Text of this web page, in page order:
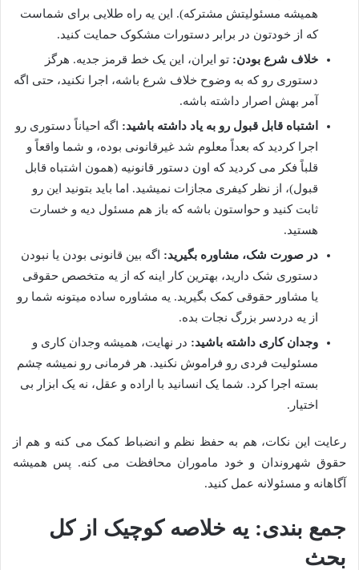
همیشه مسئولیتش مشترکه). این یه راه طلایی برای شماست
که از خودتون در برابر دستورات مشکوک حمایت کنید.
خلاف شرع بودن: تو ایران، این یک خط قرمز جدیه. هرگز
دستوری رو که به وضوح خلاف شرع باشه، اجرا نکنید، حتی اگه
آمر بهش اصرار داشته باشه.
اشتباه قابل قبول رو به یاد داشته باشید: اگه احیاناً دستوری رو
اجرا کردید که بعداً معلوم شد غیرقانونی بوده، و شما واقعاً و
قلباً فکر می کردید که اون دستور قانونیه (همون اشتباه قابل
قبول)، از نظر کیفری مجازات نمیشید. اما باید بتونید این رو
ثابت کنید و حواستون باشه که باز هم مسئول دیه و خسارت
هستید.
در صورت شک، مشاوره بگیرید: اگه بین قانونی بودن یا نبودن
دستوری شک دارید، بهترین کار اینه که از یه متخصص حقوقی
یا مشاور حقوقی کمک بگیرید. یه مشاوره ساده میتونه شما رو
از یه دردسر بزرگ نجات بده.
وجدان کاری داشته باشید: در نهایت، همیشه وجدان کاری و
مسئولیت فردی رو فراموش نکنید. هر فرمانی رو نمیشه چشم
بسته اجرا کرد. شما یک انسانید با اراده و عقل، نه یک ابزار بی
اختیار.
رعایت این نکات، هم به حفظ نظم و انضباط کمک می کنه و هم از
حقوق شهروندان و خود ماموران محافظت می کنه. پس همیشه
آگاهانه و مسئولانه عمل کنید.
جمع بندی: یه خلاصه کوچیک از کل
بحث